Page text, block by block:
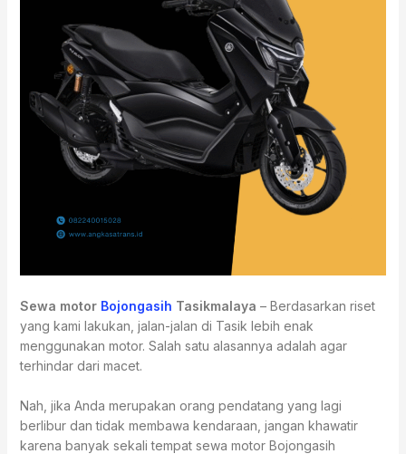
Sewa motor Bojongasih Tasikmalaya – Berdasarkan riset
yang kami lakukan, jalan-jalan di Tasik lebih enak
menggunakan motor. Salah satu alasannya adalah agar
terhindar dari macet.
Nah, jika Anda merupakan orang pendatang yang lagi
berlibur dan tidak membawa kendaraan, jangan khawatir
karena banyak sekali tempat sewa motor Bojongasih